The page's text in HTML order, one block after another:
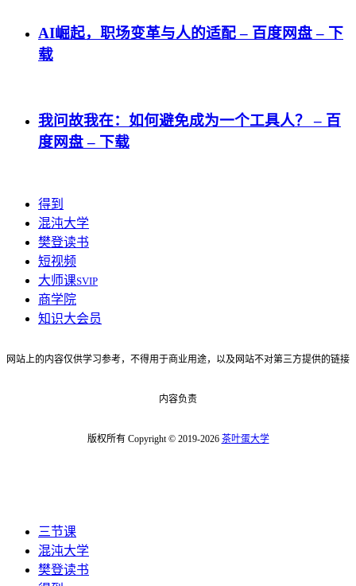
AI崛起，职场变革与人的适配 – 百度网盘 – 下
载
我问故我在：如何避免成为一个工具人？ – 百
度网盘 – 下载
得到
混沌大学
樊登读书
短视频
大师课SVIP
商学院
知识大会员
网站上的内容仅供学习参考，不得用于商业用途，以及网站不对第三方提供的链接
内容负责
版权所有 Copyright © 2019-2026 茶叶蛋大学
三节课
混沌大学
樊登读书